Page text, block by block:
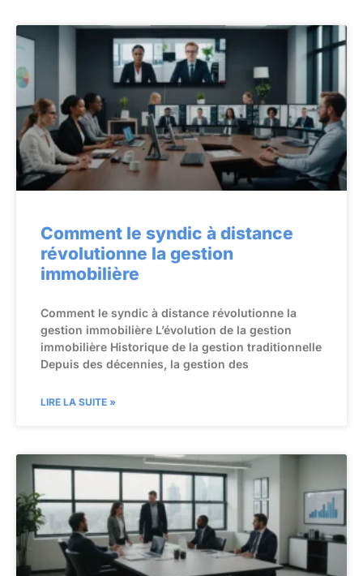
Comment le syndic à distance
révolutionne la gestion
immobilière
Comment le syndic à distance révolutionne la
gestion immobilière L’évolution de la gestion
immobilière Historique de la gestion traditionnelle
Depuis des décennies, la gestion des
LIRE LA SUITE »